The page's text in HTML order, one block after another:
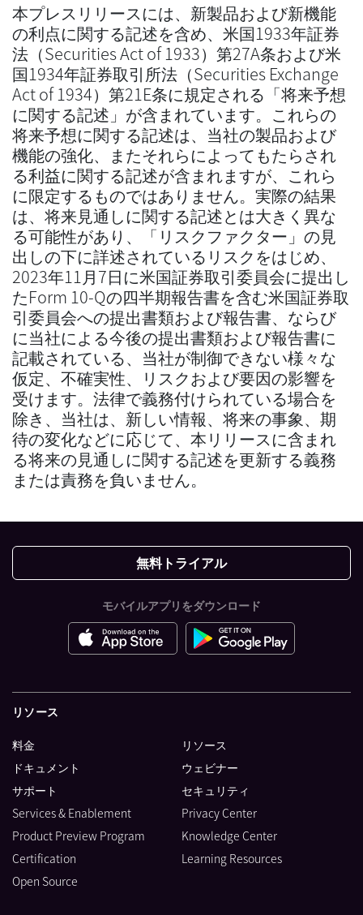
本プレスリリースには、新製品および新機能
の利点に関する記述を含め、米国1933年証券
法（Securities Act of 1933）第27A条および米
国1934年証券取引所法（Securities Exchange
Act of 1934）第21E条に規定される「将来予想
に関する記述」が含まれています。これらの
将来予想に関する記述は、当社の製品および
機能の強化、またそれらによってもたらされ
る利益に関する記述が含まれますが、これら
に限定するものではありません。実際の結果
は、将来見通しに関する記述とは大きく異な
る可能性があり、「リスクファクター」の見
出しの下に詳述されているリスクをはじめ、
2023年11月7日に米国証券取引委員会に提出し
たForm 10-Qの四半期報告書を含む米国証券取
引委員会への提出書類および報告書、ならび
に当社による今後の提出書類および報告書に
記載されている、当社が制御できない様々な
仮定、不確実性、リスクおよび要因の影響を
受けます。法律で義務付けられている場合を
除き、当社は、新しい情報、将来の事象、期
待の変化などに応じて、本リリースに含まれ
る将来の見通しに関する記述を更新する義務
または責務を負いません。
無料トライアル
モバイルアプリをダウンロード
リソース
料金
ドキュメント
サポート
Services & Enablement
Product Preview Program
Certification
Open Source
リソース
ウェビナー
セキュリティ
Privacy Center
Knowledge Center
Learning Resources